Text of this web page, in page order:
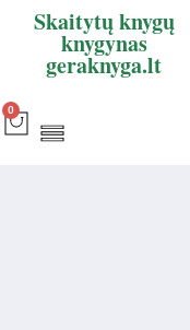
Skaitytų knygų
knygynas
geraknyga.lt
0